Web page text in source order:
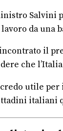
Salvini
lavoro da
il
che
utile
italiani